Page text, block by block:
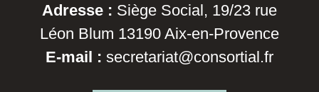
Adresse : Siège Social, 19/23 rue
Léon Blum 13190 Aix-en-Provence
E-mail : secretariat@consortial.fr